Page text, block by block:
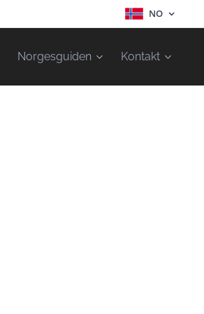
NO
Norgesguiden Kontakt